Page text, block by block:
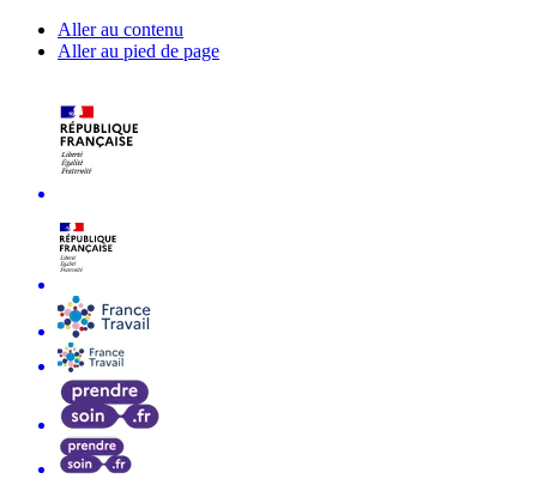
Aller au contenu
Aller au pied de page